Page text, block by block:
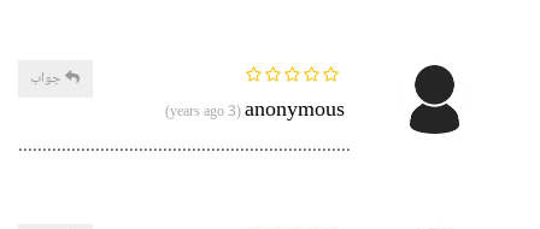
anonymous
(3 years ago)
جواب